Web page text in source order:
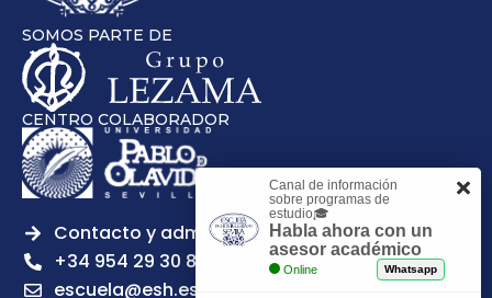
SOMOS PARTE DE
CENTRO COLABORADOR
Contacto y admisiones
+34 954 29 30 81
escuela@esh.es
Canal de información
sobre programas de
estudio🎓
Habla ahora con un
asesor académico
Online Whatsapp